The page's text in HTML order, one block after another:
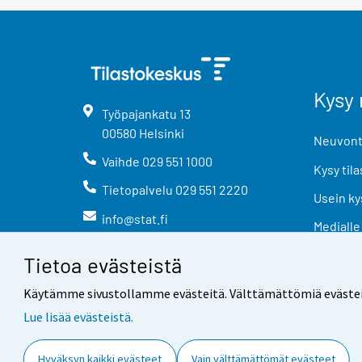
Tietoa evästeistä
Käytämme sivustollamme evästeitä. Välttämättömiä
Lue lisää evästeistä.
Hyväksyn kaikki evästeet Vain välttämättömät evästeet
Työpajankatu 13
00580 Helsinki
Vaihde 029 551 1000
Tietopalvelu 029 551 2220
info@stat.fi
Kysy
Usein
Medialle
Yhteystiedot Palaute